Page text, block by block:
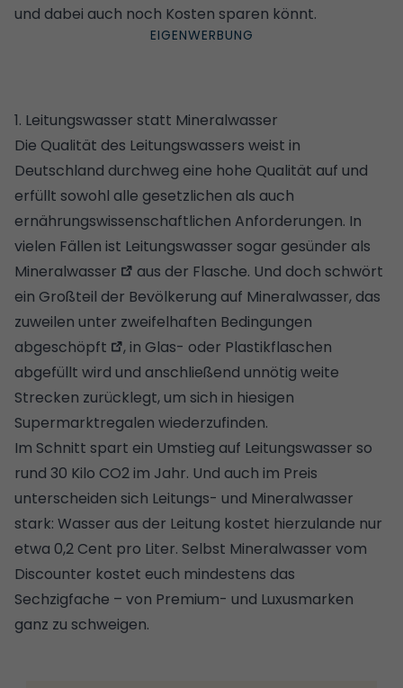
und dabei auch noch Kosten sparen könnt.
1. Leitungswasser statt Mineralwasser
Die Qualität des Leitungswassers weist in
Deutschland durchweg eine hohe Qualität auf und
erfüllt sowohl alle gesetzlichen als auch
ernährungswissenschaftlichen Anforderungen. In
vielen Fällen ist Leitungswasser sogar gesünder als
Mineralwasser
aus der Flasche. Und doch schwört
ein Großteil der Bevölkerung auf Mineralwasser, das
zuweilen unter zweifelhaften Bedingungen
abgeschöpft
, in Glas- oder Plastikflaschen
abgefüllt wird und anschließend unnötig weite
Strecken zurücklegt, um sich in hiesigen
Supermarktregalen wiederzufinden.
Im Schnitt spart ein Umstieg auf Leitungswasser so
rund 30 Kilo CO2 im Jahr. Und auch im Preis
unterscheiden sich Leitungs- und Mineralwasser
stark: Wasser aus der Leitung kostet hierzulande nur
etwa 0,2 Cent pro Liter. Selbst Mineralwasser vom
Discounter kostet euch mindestens das
Sechzigfache – von Premium- und Luxusmarken
ganz zu schweigen.